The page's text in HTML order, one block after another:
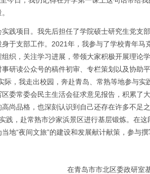
践项目。我先后担任了学院硕士研究生党支
于支部工作。2021年，我参与了学校青年马
织，关注学习进展，带领大家积极开展理论
研读公众号的稿件初审、专栏策划以及协助
际，我走出校园，奔赴青岛、常熟等地参与
委常委会民主生活会征求意见报告，积累了
尚品格，也深刻认识到自己还存在许多不足
实践，赴常熟市沙家浜景区进行基层锻炼。
地“夜间文旅”的建设和发展献计献策，参与
在青岛市市北区委政研室